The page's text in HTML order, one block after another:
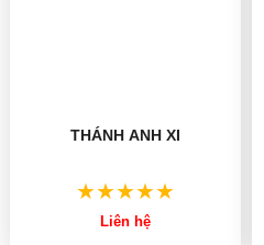
THÁNH ANH XI
Liên hệ